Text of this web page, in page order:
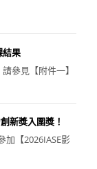
結果
參見【附件一】
新獎入圍獎！
加【2026IASE影